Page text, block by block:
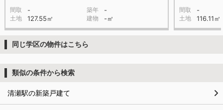
間取 - 築年 -
土地 127.55㎡ 建物 -㎡
間取 -
土地 116.11㎡
同じ学区の物件はこちら
類似の条件から検索
清瀬駅の新築戸建て